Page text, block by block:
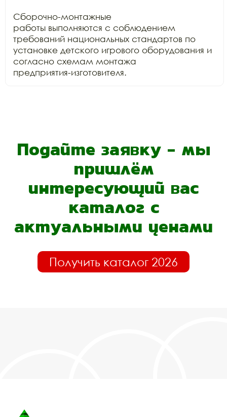
Сборочно-монтажные
работы выполняются с соблюдением
требований национальных стандартов по
установке детского игрового оборудования и
согласно схемам монтажа
предприятия-изготовителя.
Подайте заявку - мы
пришлём
интересующий вас
каталог с
актуальными ценами
Получить каталог 2026